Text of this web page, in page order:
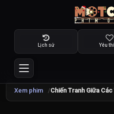
Lịch sử Yêu
Xem phim Chiến Tranh Giữa